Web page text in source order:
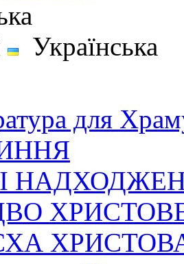
Українська
для